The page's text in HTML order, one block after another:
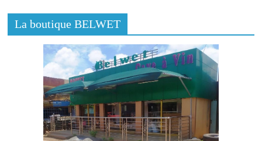
La boutique BELWET